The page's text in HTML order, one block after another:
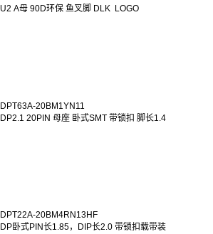
U2 A母 90D环保 鱼叉脚 DLK LOGO
DPT63A-20BM1YN11
DP2.1 20PIN 母座 卧式SMT 带锁扣 脚长1.4
DPT22A-20BM4RN13HF
DP卧式PIN长1.85，DIP长2.0 带锁扣载带装